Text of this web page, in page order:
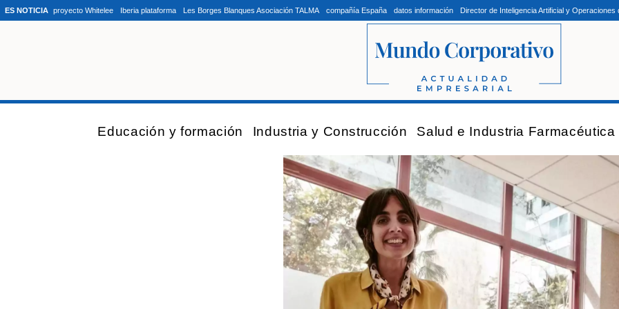
ES NOTICIA proyecto Whitelee Iberia plataforma Les Borges Blanques Asociación TALMA compañía España datos información Director de Inteligencia Artificial y
Educación y formación Industria y Construcción Salud e Industria Farmacéutica